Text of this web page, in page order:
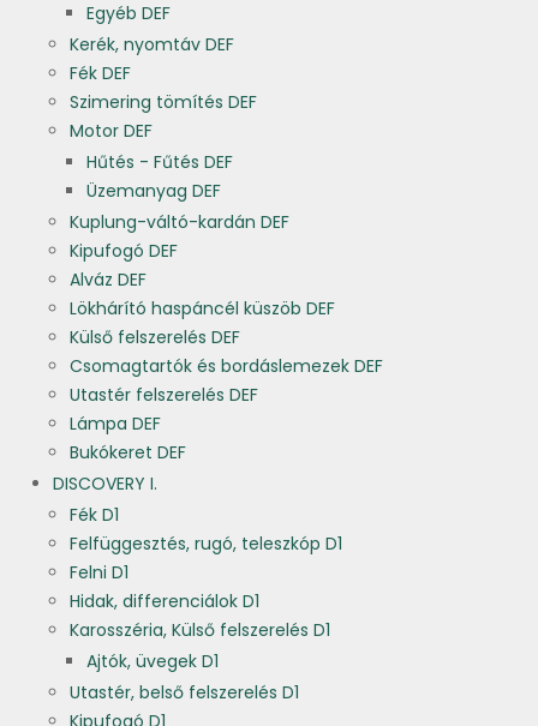
Egyéb DEF
Kerék, nyomtáv DEF
Fék DEF
Szimering tömítés DEF
Motor DEF
Hűtés - Fűtés DEF
Üzemanyag DEF
Kuplung-váltó-kardán DEF
Kipufogó DEF
Alváz DEF
Lökhárító haspáncél küszöb DEF
Külső felszerelés DEF
Csomagtartók és bordáslemezek DEF
Utastér felszerelés DEF
Lámpa DEF
Bukókeret DEF
DISCOVERY I.
Fék D1
Felfüggesztés, rugó, teleszkóp D1
Felni D1
Hidak, differenciálok D1
Karosszéria, Külső felszerelés D1
Ajtók, üvegek D1
Utastér, belső felszerelés D1